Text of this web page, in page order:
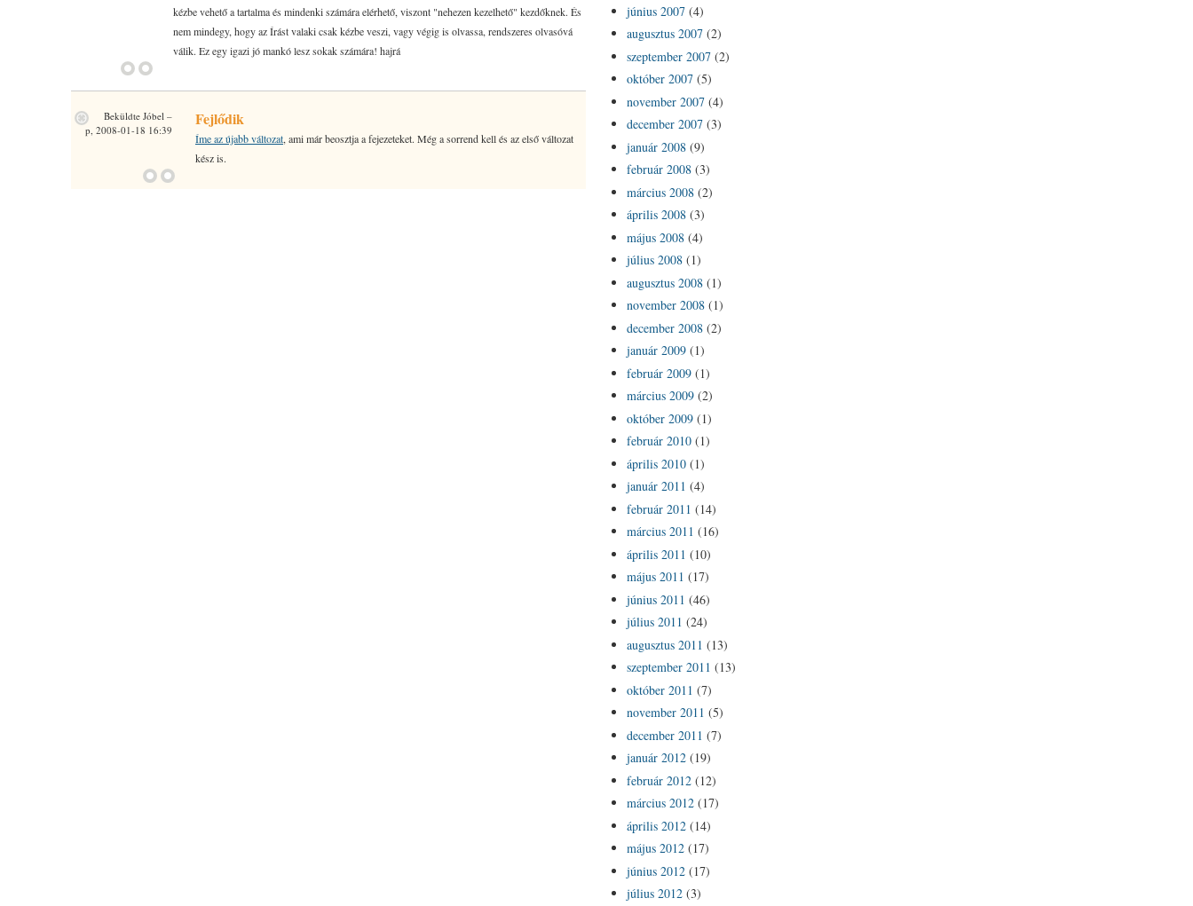
kézbe vehető a tartalma és mindenki számára elérhető, viszont "nehezen kezelhető" kezdőknek. És
nem mindegy, hogy az Írást valaki csak kézbe veszi, vagy végig is olvassa, rendszeres olvasóvá
válik. Ez egy igazi jó mankó lesz sokak számára! hajrá
Fejlődik
Íme az újabb változat, ami már beosztja a fejezeteket. Még a sorrend kell és az első változat
kész is.
Beküldte Jóbel –
p, 2008-01-18 16:39
június 2007 (4)
augusztus 2007 (2)
szeptember 2007 (2)
október 2007 (5)
november 2007 (4)
december 2007 (3)
január 2008 (9)
február 2008 (3)
március 2008 (2)
április 2008 (3)
május 2008 (4)
július 2008 (1)
augusztus 2008 (1)
november 2008 (1)
december 2008 (2)
január 2009 (1)
február 2009 (1)
március 2009 (2)
október 2009 (1)
február 2010 (1)
április 2010 (1)
január 2011 (4)
február 2011 (14)
március 2011 (16)
április 2011 (10)
május 2011 (17)
június 2011 (46)
július 2011 (24)
augusztus 2011 (13)
szeptember 2011 (13)
október 2011 (7)
november 2011 (5)
december 2011 (7)
január 2012 (19)
február 2012 (12)
március 2012 (17)
április 2012 (14)
május 2012 (17)
június 2012 (17)
július 2012 (3)